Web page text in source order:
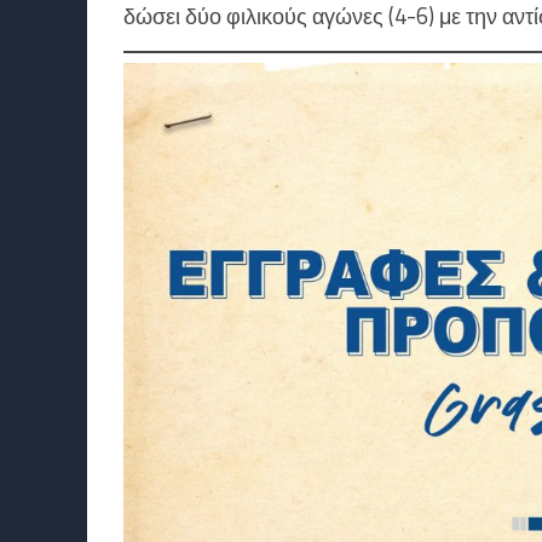
δώσει δύο φιλικούς αγώνες (4-6) με την